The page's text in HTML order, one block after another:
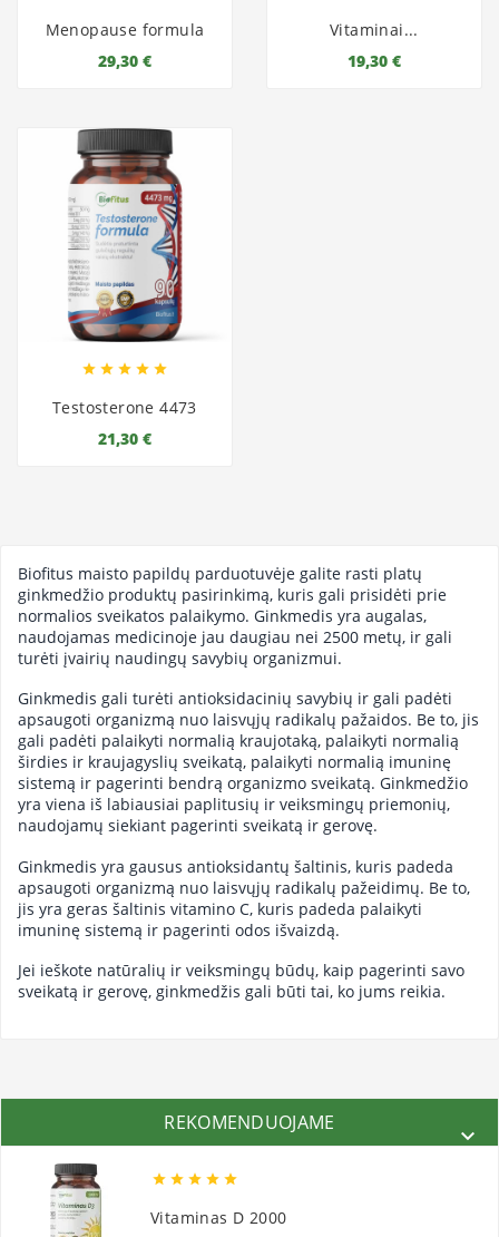
Menopause formula
29,30 €
Vitaminai...
19,30 €
    
Testosterone 4473
21,30 €
Biofitus maisto papildų parduotuvėje galite rasti platų
ginkmedžio produktų pasirinkimą, kuris gali prisidėti prie
normalios sveikatos palaikymo. Ginkmedis yra augalas,
naudojamas medicinoje jau daugiau nei 2500 metų, ir gali
turėti įvairių naudingų savybių organizmui.
Ginkmedis gali turėti antioksidacinių savybių ir gali padėti
apsaugoti organizmą nuo laisvųjų radikalų pažaidos. Be to, jis
gali padėti palaikyti normalią kraujotaką, palaikyti normalią
širdies ir kraujagyslių sveikatą, palaikyti normalią imuninę
sistemą ir pagerinti bendrą organizmo sveikatą. Ginkmedžio
yra viena iš labiausiai paplitusių ir veiksmingų priemonių,
naudojamų siekiant pagerinti sveikatą ir gerovę.
Ginkmedis yra gausus antioksidantų šaltinis, kuris padeda
apsaugoti organizmą nuo laisvųjų radikalų pažeidimų. Be to,
jis yra geras šaltinis vitamino C, kuris padeda palaikyti
imuninę sistemą ir pagerinti odos išvaizdą.
Jei ieškote natūralių ir veiksmingų būdų, kaip pagerinti savo
sveikatą ir gerovę, ginkmedžis gali būti tai, ko jums reikia.
REKOMENDUOJAME

    
Vitaminas D 2000